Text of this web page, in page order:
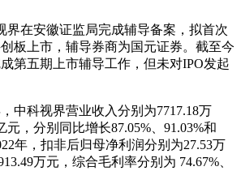
在安徽证监局完成辅导备案，拟首次
板上市，辅导券商为国元证券。截至今
第五期上市辅导工作，但未对IPO发起
科视界营业收入分别为7717.18万
元，分别同比增长87.05%、91.03%和
年，扣非后归母净利润分别为27.53万
万元，综合毛利率分别为 74.67%、